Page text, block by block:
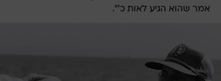
אמר שהוא הגיע לאות כ'".